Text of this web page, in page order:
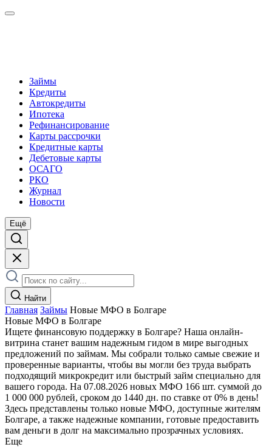
Займы
Кредиты
Автокредиты
Ипотека
Рефинансирование
Карты рассрочки
Кредитные карты
Дебетовые карты
ОСАГО
РКО
Журнал
Новости
Ещё
Найти
Главная Займы Новые МФО в Болгаре
Новые МФО в Болгаре
Ищете финансовую поддержку в Болгаре? Наша онлайн-
витрина станет вашим надежным гидом в мире выгодных
предложений по займам. Мы собрали только самые свежие и
проверенные варианты, чтобы вы могли без труда выбрать
подходящий микрокредит или быстрый займ специально для
вашего города. На 07.08.2026 новых МФО 166 шт. суммой до
1 000 000 рублей, сроком до 1440 дн. по ставке от 0% в день!
Здесь представлены только новые МФО, доступные жителям
Болгаре, а также надежные компании, готовые предоставить
вам деньги в долг на максимально прозрачных условиях.
Еще